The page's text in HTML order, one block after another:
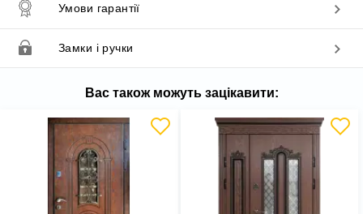
Умови гарантії
Замки і ручки
Вас також можуть зацікавити: